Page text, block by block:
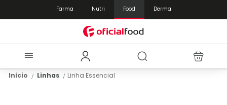
Farma Nutri Food Derma
Início Linhas Linha Essencial